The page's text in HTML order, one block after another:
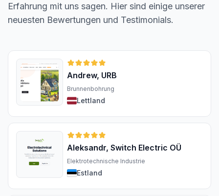
Erfahrung mit uns sagen. Hier sind einige unserer
neuesten Bewertungen und Testimonials.
Andrew, URB
Brunnenbohrung
Lettland
Aleksandr, Switch Electric OÜ
Elektrotechnische Industrie
Estland